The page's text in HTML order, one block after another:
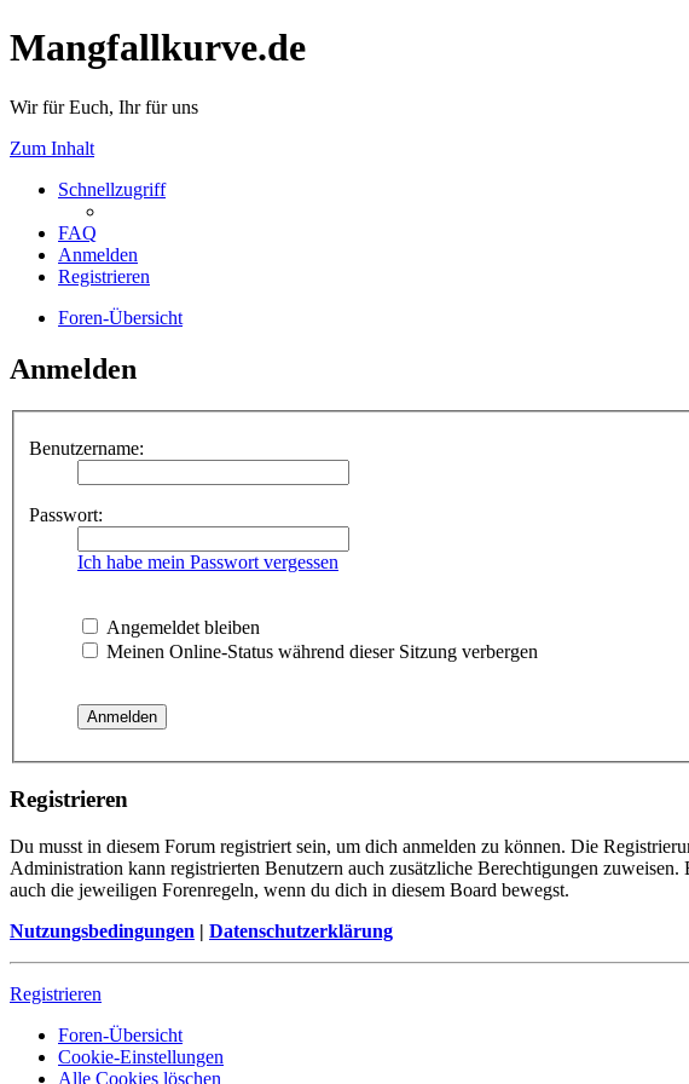
Mangfallkurve.de
Wir für Euch, Ihr für uns
Zum Inhalt
Schnellzugriff
FAQ
Anmelden
Registrieren
Foren-Übersicht
Anmelden
Benutzername:
Passwort:
Ich habe mein Passwort vergessen
Angemeldet bleiben
Meinen Online-Status während dieser Sitzung verbergen
Registrieren
Du musst in diesem Forum registriert sein, um dich anmelden zu können. Die
Administration kann registrierten Benutzern auch zusätzliche Berechtigungen
auch die jeweiligen Forenregeln, wenn du dich in diesem Board bewegst.
Nutzungsbedingungen | Datenschutzerklärung
Registrieren
Foren-Übersicht
Cookie-Einstellungen
Alle Cookies löschen